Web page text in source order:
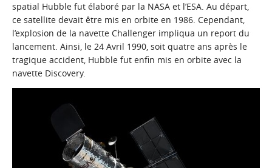
spatial Hubble fut élaboré par la NASA et l’ESA. Au départ,
ce satellite devait être mis en orbite en 1986. Cependant,
l’explosion de la navette Challenger impliqua un report du
lancement. Ainsi, le 24 Avril 1990, soit quatre ans après le
tragique accident, Hubble fut enfin mis en orbite avec la
navette Discovery.